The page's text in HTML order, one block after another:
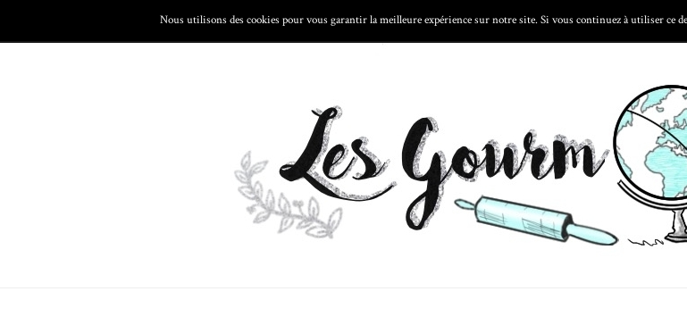
LES VOYAGES LA CUISINE LA FOODTECH LA CARTE LES ASTUCES
Nous utilisons des cookies pour vous garantir la meilleure expérience sur notre site. Si vous continuez à utiliser ce